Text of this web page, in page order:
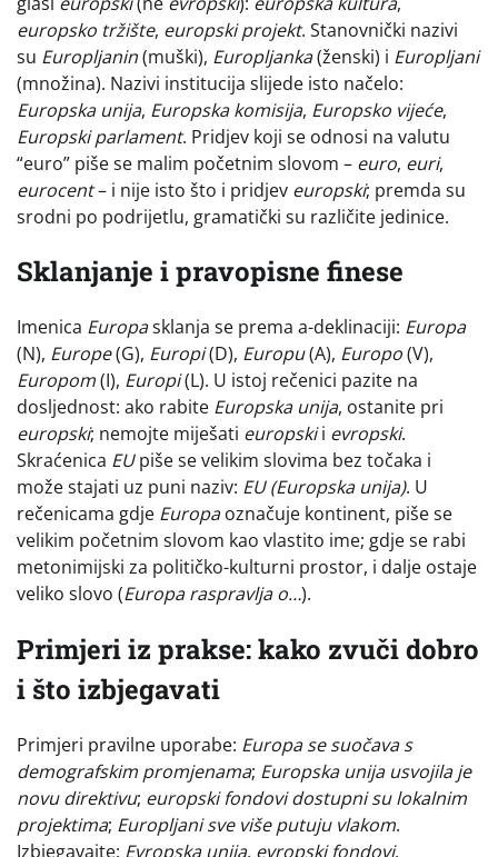
europsko tržište, europski projekt. Stanovnički nazivi
su Europljanin(muški), Europljanka(ženski) i Europljani
(množina). Nazivi institucija slijede isto načelo:
Europska unija, Europska komisija, Europsko vijeće,
Europski parlament. Pridjev koji se odnosi na valutu
“euro” piše se malim početnim slovom – euro, euri,
eurocent– i nije isto što i pridjev europski; premda su
srodni po podrijetlu, gramatički su različite jedinice.
Sklanjanje i pravopisne finese
Imenica Europasklanja se prema a-deklinaciji: Europa
(N), Europe(G), Europi(D), Europu(A), Europo(V),
Europom(I), Europi(L). U istoj rečenici pazite na
dosljednost: ako rabite Europska unija, ostanite pri
europski; nemojte miješati europskii evropski.
Skraćenica EUpiše se velikim slovima bez točaka i
može stajati uz puni naziv: EU (Europska unija). U
rečenicama gdje Europaoznačuje kontinent, piše se
velikim početnim slovom kao vlastito ime; gdje se rabi
metonimijski za političko-kulturni prostor, i dalje ostaje
veliko slovo (Europa raspravlja o…).
Primjeri iz prakse: kako zvuči dobro
i što izbjegavati
Primjeri pravilne uporabe: Europa se suočava s
demografskim promjenama; Europska unija usvojila je
novu direktivu; europski fondovi dostupni su lokalnim
projektima; Europljani sve više putuju vlakom.
Izbjegavajte: Evropska unija, evropski fondovi,